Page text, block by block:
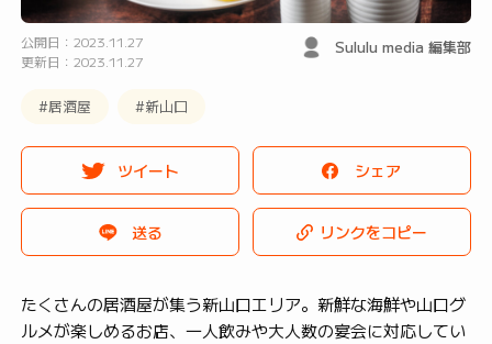
公開日：2023.11.27
更新日：2023.11.27
Sululu media 編集部
#居酒屋 #新山口
ツイート シェア
送る リンクをコピー
たくさんの居酒屋が集う新山口エリア。新鮮な海鮮や山口グ
ルメが楽しめるお店、一人飲みや大人数の宴会に対応してい